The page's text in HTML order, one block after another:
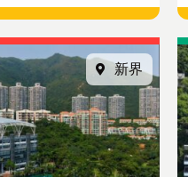
新界